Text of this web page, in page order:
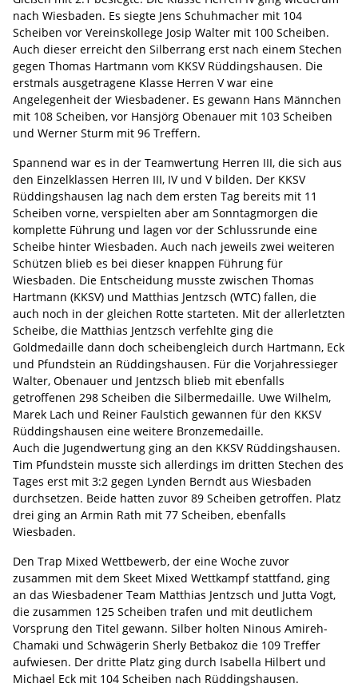
nach Wiesbaden. Es siegte Jens Schuhmacher mit 104
Scheiben vor Vereinskollege Josip Walter mit 100 Scheiben.
Auch dieser erreicht den Silberrang erst nach einem Stechen
gegen Thomas Hartmann vom KKSV Rüddingshausen. Die
erstmals ausgetragene Klasse Herren V war eine
Angelegenheit der Wiesbadener. Es gewann Hans Männchen
mit 108 Scheiben, vor Hansjörg Obenauer mit 103 Scheiben
und Werner Sturm mit 96 Treffern.
Spannend war es in der Teamwertung Herren III, die sich aus
den Einzelklassen Herren III, IV und V bilden. Der KKSV
Rüddingshausen lag nach dem ersten Tag bereits mit 11
Scheiben vorne, verspielten aber am Sonntagmorgen die
komplette Führung und lagen vor der Schlussrunde eine
Scheibe hinter Wiesbaden. Auch nach jeweils zwei weiteren
Schützen blieb es bei dieser knappen Führung für
Wiesbaden. Die Entscheidung musste zwischen Thomas
Hartmann (KKSV) und Matthias Jentzsch (WTC) fallen, die
auch noch in der gleichen Rotte starteten. Mit der allerletzten
Scheibe, die Matthias Jentzsch verfehlte ging die
Goldmedaille dann doch scheibengleich durch Hartmann, Eck
und Pfundstein an Rüddingshausen. Für die Vorjahressieger
Walter, Obenauer und Jentzsch blieb mit ebenfalls
getroffenen 298 Scheiben die Silbermedaille. Uwe Wilhelm,
Marek Lach und Reiner Faulstich gewannen für den KKSV
Rüddingshausen eine weitere Bronzemedaille.
Auch die Jugendwertung ging an den KKSV Rüddingshausen.
Tim Pfundstein musste sich allerdings im dritten Stechen des
Tages erst mit 3:2 gegen Lynden Berndt aus Wiesbaden
durchsetzen. Beide hatten zuvor 89 Scheiben getroffen. Platz
drei ging an Armin Rath mit 77 Scheiben, ebenfalls
Wiesbaden.
Den Trap Mixed Wettbewerb, der eine Woche zuvor
zusammen mit dem Skeet Mixed Wettkampf stattfand, ging
an das Wiesbadener Team Matthias Jentzsch und Jutta Vogt,
die zusammen 125 Scheiben trafen und mit deutlichem
Vorsprung den Titel gewann. Silber holten Ninous Amireh-
Chamaki und Schwägerin Sherly Betbakoz die 109 Treffer
aufwiesen. Der dritte Platz ging durch Isabella Hilbert und
Michael Eck mit 104 Scheiben nach Rüddingshausen.